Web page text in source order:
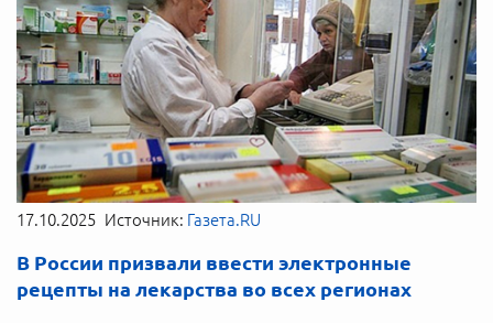
17.10.2025 Источник: Газета.RU
В России призвали ввести электронные
рецепты на лекарства во всех регионах